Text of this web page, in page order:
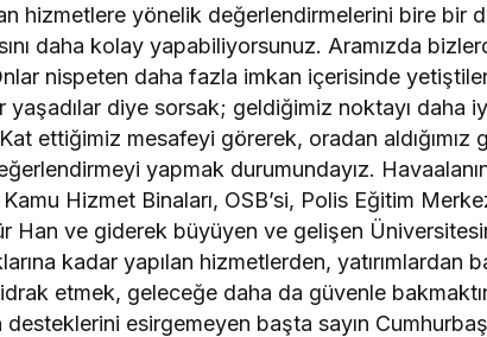
hizmetlere yönelik değerlendirmelerini bire bir
daha kolay yapabiliyorsunuz. Aramızda
nispeten daha fazla imkan içerisinde
yaşadılar diye sorsak; geldiğimiz noktayı daha
Kat ettiğimiz mesafeyi görerek, oradan
yapmak durumundayız.
Hizmet Binaları, OSB’si, Polis Eğitim
Han ve giderek büyüyen ve gelişen
kadar yapılan hizmetlerden, yatırımlardan
etmek, geleceğe daha da güvenle bakmaktır.
esirgemeyen başta sayın